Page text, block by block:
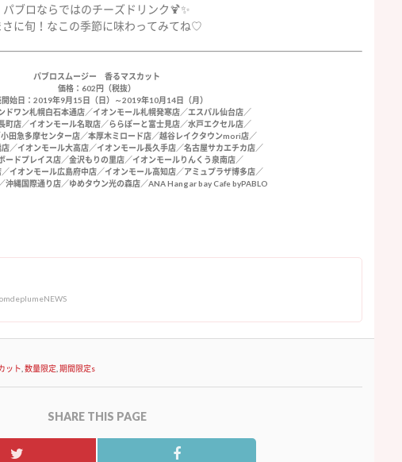
パブロならではのチーズドリンク🍹✨
さに旬！なこの季節に味わってみてね♡
パブロスムージー 香るマスカット
価格：602円（税抜）
開始日：2019年9月15日（日）～2019年10月14日（月）
ドワン札幌白石本通店／イオンモール札幌発寒店／エスパル仙台店／
町店／イオンモール名取店／ららぽーと富士見店／水戸エクセル店／
田急多摩センター店／本厚木ミロード店／越谷レイクタウンmori店／
／イオンモール大高店／イオンモール長久手店／名古屋サカエチカ店／
ードプレイス店／金沢もりの里店／イオンモールりんくう泉南店／
イオンモール広島府中店／イオンモール高知店／アミュプラザ博多店／
沖縄国際通り店／ゆめタウン光の森店／ANA Hangar bay Cafe byPABLO
ット 数量限定 期間限定s
SHARE THIS PAGE